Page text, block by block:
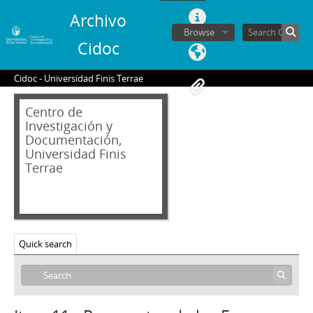
Archivo
Cidoc
Browse
Cidoc - Universidad Finis Terrae
Centro de
Investigación y
Documentación,
Universidad Finis
Terrae
Quick search
JAR - Jorge Alessandri Rodríguez
FBS - Francisco Bulnes Sanfuentes
SCS - Sergio Covarrubias Sanhueza
2 - Informe sobre Poder Institucional de la Nación